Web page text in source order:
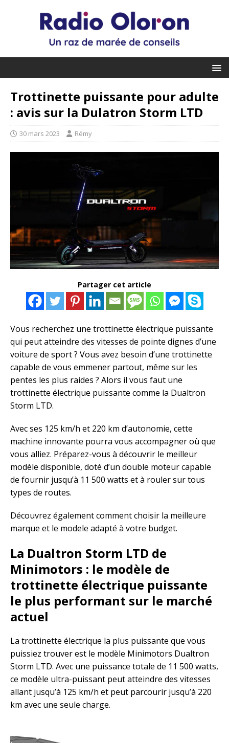
Trottinette puissante pour adulte
: avis sur la Dulatron Storm LTD
30 mars 2023 Rémy
Partager cet article
Vous recherchez une trottinette électrique puissante
qui peut atteindre des vitesses de pointe dignes d’une
voiture de sport ? Vous avez besoin d’une trottinette
capable de vous emmener partout, même sur les
pentes les plus raides ? Alors il vous faut une
trottinette électrique puissante comme la Dualtron
Storm LTD.
Avec ses 125 km/h et 220 km d’autonomie, cette
machine innovante pourra vous accompagner où que
vous alliez. Préparez-vous à découvrir le meilleur
modèle disponible, doté d’un double moteur capable
de fournir jusqu’à 11 500 watts et à rouler sur tous
types de routes.
Découvrez également comment choisir la meilleure
marque et le modele adapté à votre budget.
La Dualtron Storm LTD de
Minimotors : le modèle de
trottinette électrique puissante
le plus performant sur le marché
actuel
La trottinette électrique la plus puissante que vous
puissiez trouver est le modèle Minimotors Dualtron
Storm LTD. Avec une puissance totale de 11 500 watts,
ce modèle ultra-puissant peut atteindre des vitesses
allant jusqu’à 125 km/h et peut parcourir jusqu’à 220
km avec une seule charge.